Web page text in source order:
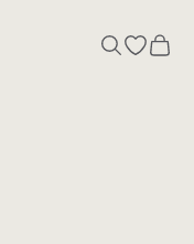
SearchOpen
Cart